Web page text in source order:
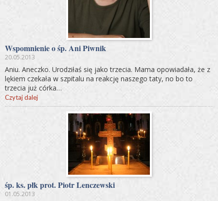
Wspomnienie o śp. Ani Piwnik
20.05.2013
Aniu. Aneczko. Urodziłaś się jako trzecia. Mama opowiadała, że z
lękiem czekała w szpitalu na reakcję naszego taty, no bo to
trzecia już córka…
Czytaj dalej
śp. ks. płk prot. Piotr Lenczewski
01.05.2013